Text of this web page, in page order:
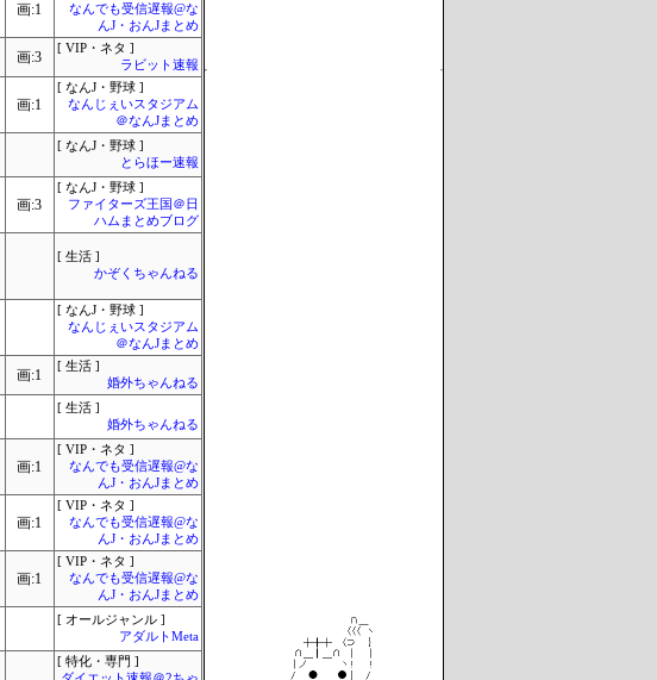
画:1
なんでも受信遅報@な
んJ・おんJまとめ
画:3
[ VIP・ネタ ]
ラビット速報
画:1
[ なんJ・野球 ]
なんじぇいスタジアム
＠なんJまとめ
[ なんJ・野球 ]
とらほー速報
画:3
[ なんJ・野球 ]
ファイターズ王国＠日
ハムまとめブログ
[ 生活 ]
かぞくちゃんねる
[ なんJ・野球 ]
なんじぇいスタジアム
＠なんJまとめ
画:1
[ 生活 ]
婚外ちゃんねる
[ 生活 ]
婚外ちゃんねる
画:1
[ VIP・ネタ ]
なんでも受信遅報@な
んJ・おんJまとめ
画:1
[ VIP・ネタ ]
なんでも受信遅報@な
んJ・おんJまとめ
画:1
[ VIP・ネタ ]
なんでも受信遅報@な
んJ・おんJまとめ
[ オールジャンル ]
アダルトMeta
[ 特化・専門 ]